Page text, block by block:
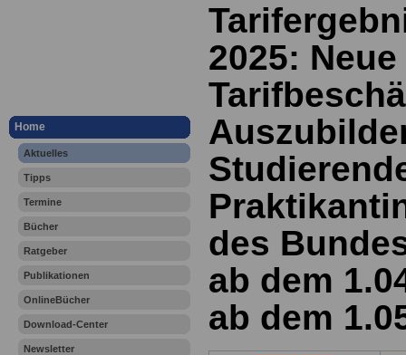
Home
Aktuelles
Tipps
Termine
Bücher
Ratgeber
Publikationen
OnlineBücher
Download-Center
Newsletter
2025:
des
ab dem
ab dem